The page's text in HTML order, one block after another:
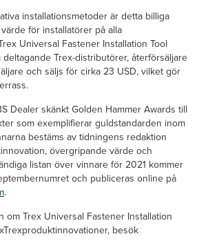
installationsmetoder är detta billiga
för installatörer på alla
Universal Fastener Installation Tool
Trex-distributörer, återförsäljare
och säljs för cirka 23 USD, vilket gör
Dealer skänkt Golden Hammer Awards till
som exemplifierar guldstandarden inom
bestäms av tidningens redaktion
övergripande värde och
listan över vinnare för 2021 kommer
och publiceras online på
.
om Trex Universal Fastener Installation
besök